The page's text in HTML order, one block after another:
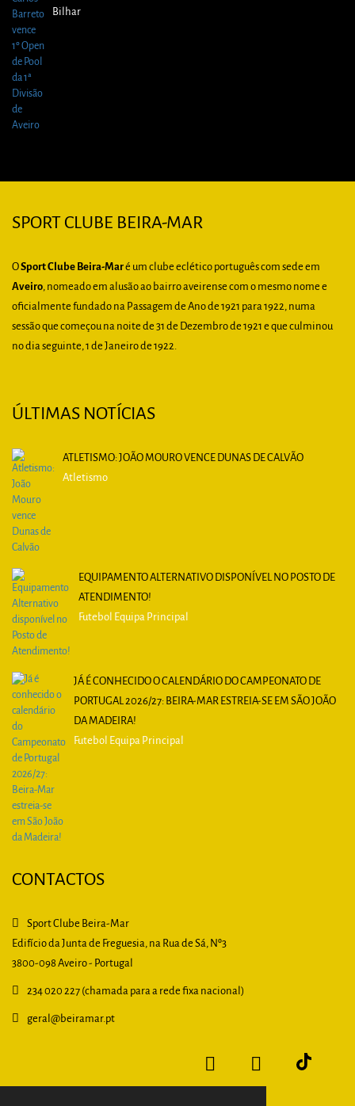
Bilhar
SPORT CLUBE BEIRA-MAR
OSport Clube Beira-Maré um clube eclético português com sede em
Aveiro, nomeado em alusão ao bairro aveirense com o mesmo nome e
oficialmente fundado na Passagem de Ano de 1921 para 1922, numa
sessão que começou na noite de 31 de Dezembro de 1921 e que culminou
no dia seguinte, 1 de Janeiro de 1922.
ÚLTIMAS NOTÍCIAS
ATLETISMO: JOÃO MOURO VENCE DUNAS DE CALVÃO
Atletismo
EQUIPAMENTO ALTERNATIVO DISPONÍVEL NO POSTO DE
ATENDIMENTO!
Futebol Equipa Principal
JÁ É CONHECIDO O CALENDÁRIO DO CAMPEONATO DE
PORTUGAL 2026/27: BEIRA-MAR ESTREIA-SE EM SÃO JOÃO
DA MADEIRA!
Futebol Equipa Principal
CONTACTOS
Sport Clube Beira-Mar
Edifício da Junta de Freguesia, na Rua de Sá, Nº3
3800-098 Aveiro - Portugal
234 020 227 (chamada para a rede fixa nacional)
geral @beiramar.pt